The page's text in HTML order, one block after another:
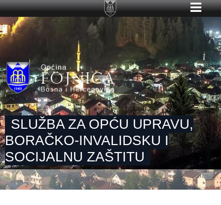
SLUŽBA ZA OPĆU UPRAVU,
BORAČKO-INVALIDSKU I
SOCIJALNU ZAŠTITU